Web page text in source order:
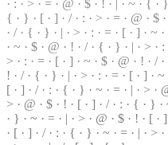
· : · > · = · @ · $ · ! · | · ~ · { ·
{ · } · [ · ] · / · : · > · = · @ · $ ·
· / · { · } · | · > · : · = · [ · ] · ~ ·
· ~ · $ · @ · ! · / · { · } · | · > · :
> · : · = · [ · ] · ~ · $ · @ · ! · /
! · / · { · } · | · > · : · = · [ · ] · ~
[ · ] · / · : · { · } · ~ · = · | · > ·
> · @ · $ · ! · [ · ] · / · : · { · } ·
· } · ~ · = · | · > · @ · $ · ! · [ ·
· [ · ] · / · : · { · } · ~ · = · | · > ·